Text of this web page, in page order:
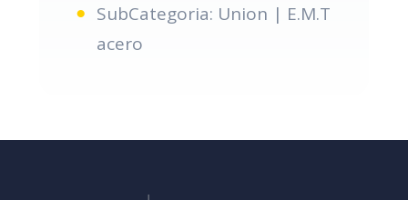
SubCategoria: Union | E.M.T
acero